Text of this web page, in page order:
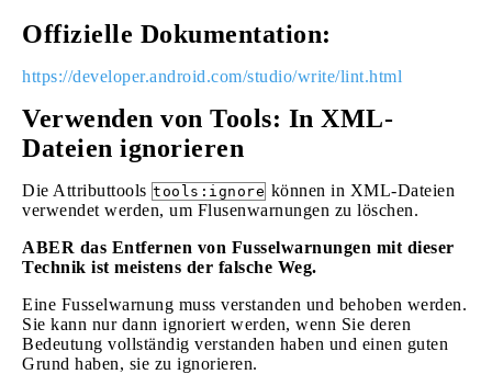
Offizielle Dokumentation:
https://developer.android.com/studio/write/lint.html
Verwenden von Tools: In XML-
Dateien ignorieren
Die Attributtools tools:ignore können in XML-Dateien
verwendet werden, um Flusenwarnungen zu löschen.
ABER das Entfernen von Fusselwarnungen mit dieser
Technik ist meistens der falsche Weg.
Eine Fusselwarnung muss verstanden und behoben werden.
Sie kann nur dann ignoriert werden, wenn Sie deren
Bedeutung vollständig verstanden haben und einen guten
Grund haben, sie zu ignorieren.